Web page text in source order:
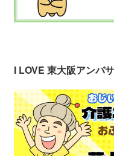
I LOVE 東大阪アンバ